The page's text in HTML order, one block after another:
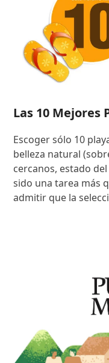
Las 10 Mejores
Escoger sólo 10
belleza natural
cercanos, estado
sido una tarea más
admitir que la